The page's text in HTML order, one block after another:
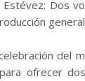
Estévez: Dos
general
del
ofrecer